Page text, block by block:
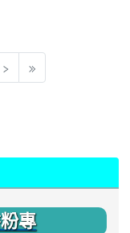
› »
專